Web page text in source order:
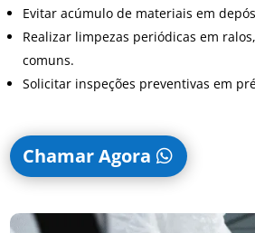
Evitar acúmulo de materiais em
Realizar limpezas periódicas em
comuns.
Solicitar inspeções preventivas em
Chamar Agora